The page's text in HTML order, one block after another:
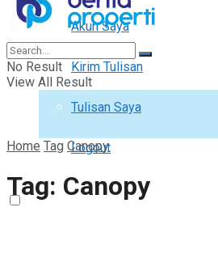
Akun Saya
Kirim Tulisan
Tulisan Saya
Logout
No Result
View All Result
Home Tag Canopy
Tag: Canopy